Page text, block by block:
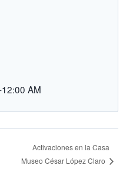
AM
Activaciones en la Casa
Museo César López Claro